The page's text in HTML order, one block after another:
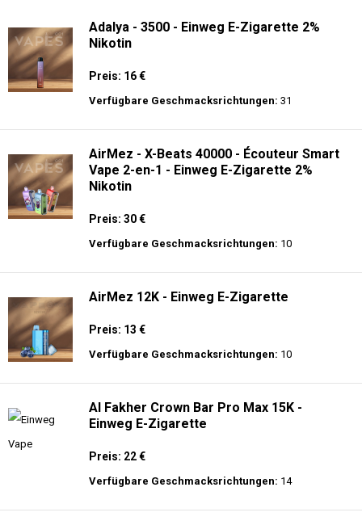
Adalya - 3500 - Einweg E-Zigarette 2%
Nikotin
Preis: 16 €
Verfügbare Geschmacksrichtungen: 31
AirMez - X-Beats 40000 - Écouteur Smart
Vape 2-en-1 - Einweg E-Zigarette 2%
Nikotin
Preis: 30 €
Verfügbare Geschmacksrichtungen: 10
AirMez 12K - Einweg E-Zigarette
Preis: 13 €
Verfügbare Geschmacksrichtungen: 10
Al Fakher Crown Bar Pro Max 15K -
Einweg E-Zigarette
Preis: 22 €
Verfügbare Geschmacksrichtungen: 14